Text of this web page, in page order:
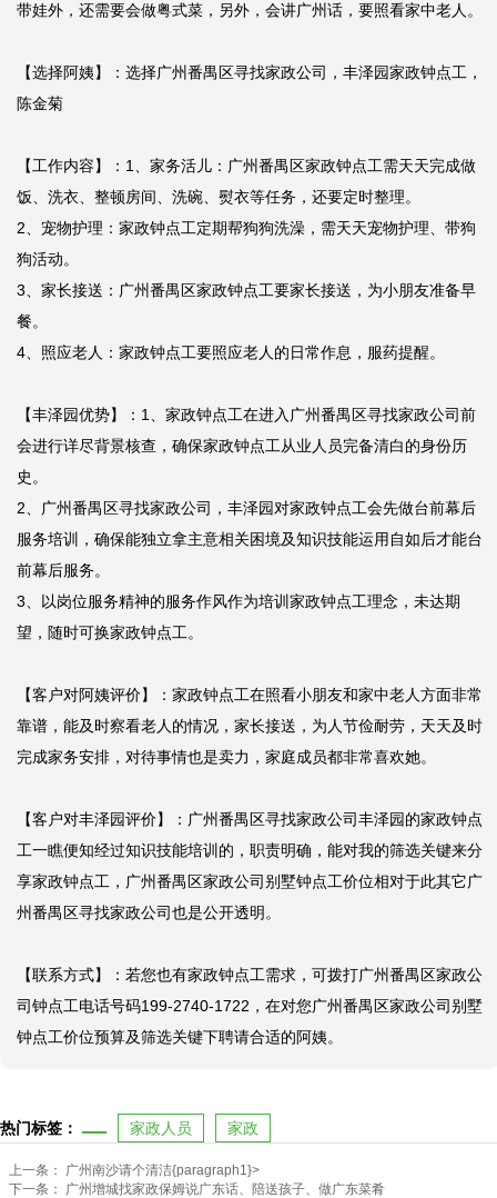
带娃外，还需要会做粤式菜，另外，会讲广州话，要照看家中老人。
【选择阿姨】：选择广州番禺区寻找家政公司，丰泽园家政钟点工，
陈金菊
【工作内容】：1、家务活儿：广州番禺区家政钟点工需天天完成做
饭、洗衣、整顿房间、洗碗、熨衣等任务，还要定时整理。
2、宠物护理：家政钟点工定期帮狗狗洗澡，需天天宠物护理、带狗
狗活动。
3、家长接送：广州番禺区家政钟点工要家长接送，为小朋友准备早
餐。
4、照应老人：家政钟点工要照应老人的日常作息，服药提醒。
【丰泽园优势】：1、家政钟点工在进入广州番禺区寻找家政公司前
会进行详尽背景核查，确保家政钟点工从业人员完备清白的身份历
史。
2、广州番禺区寻找家政公司，丰泽园对家政钟点工会先做台前幕后
服务培训，确保能独立拿主意相关困境及知识技能运用自如后才能台
前幕后服务。
3、以岗位服务精神的服务作风作为培训家政钟点工理念，未达期
望，随时可换家政钟点工。
【客户对阿姨评价】：家政钟点工在照看小朋友和家中老人方面非常
靠谱，能及时察看老人的情况，家长接送，为人节俭耐劳，天天及时
完成家务安排，对待事情也是卖力，家庭成员都非常喜欢她。
【客户对丰泽园评价】：广州番禺区寻找家政公司丰泽园的家政钟点
工一瞧便知经过知识技能培训的，职责明确，能对我的筛选关键来分
享家政钟点工，广州番禺区家政公司别墅钟点工价位相对于此其它广
州番禺区寻找家政公司也是公开透明。
【联系方式】：若您也有家政钟点工需求，可拨打广州番禺区家政公
司钟点工电话号码199-2740-1722，在对您广州番禺区家政公司别墅
钟点工价位预算及筛选关键下聘请合适的阿姨。
热门标签： 家政人员 家政
上一条：
广州南沙请个清洁{paragraph1}>
下一条：
广州增城找家政保姆说广东话、陪送孩子、做广东菜肴